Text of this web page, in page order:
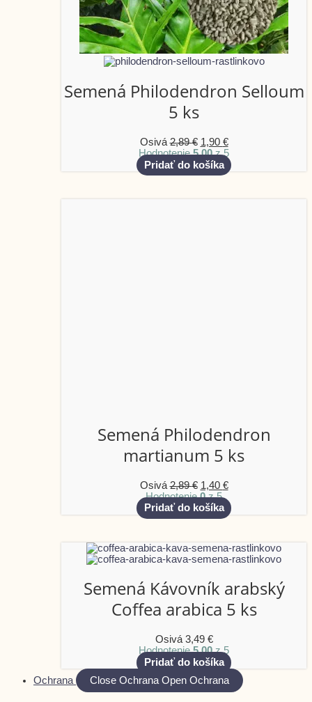
Semená Philodendron Selloum
5 ks
Osivá2,89€ 1,90 €
Hodnotenie5.00z 5
Pridať do košíka
Semená Philodendron
martianum 5 ks
Osivá2,89€ 1,40 €
Hodnotenie0z 5
Pridať do košíka
Semená Kávovník arabský
Coffea arabica 5 ks
Osivá3,49 €
Hodnotenie5.00z 5
Pridať do košíka
Ochrana
Close Ochrana Open Ochrana